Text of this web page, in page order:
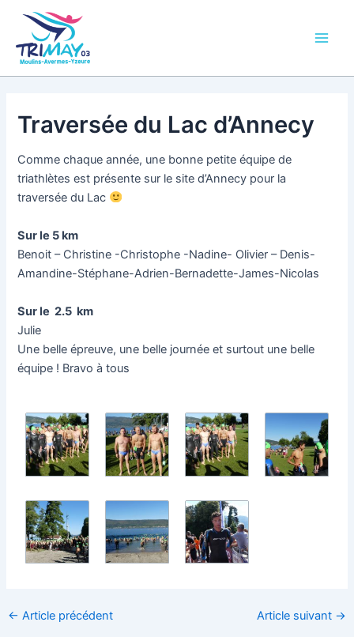
contenu
Traversée du Lac d’Annecy
Comme chaque année, une bonne petite équipe de
triathlètes est présente sur le site d’Annecy pour la
traversée du Lac
Sur le 5 km
Benoit – Christine -Christophe -Nadine- Olivier – Denis-
Amandine-Stéphane-Adrien-Bernadette-James-Nicolas
Sur le 2.5 km
Julie
Une belle épreuve, une belle journée et surtout une belle
équipe ! Bravo à tous
← Article précédent Article suivant →